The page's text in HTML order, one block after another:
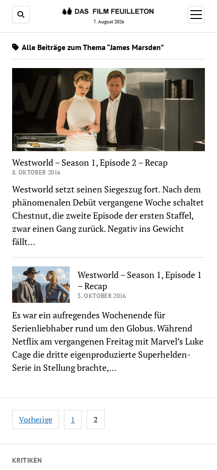
7. August 2026
Menü
öffnen
KRITIKEN
Alle Beiträge zum Thema “James Marsden”
Westworld – Season 1, Episode 2 – Recap
8. OKTOBER 2016
Westworld setzt seinen Siegeszug fort. Nach dem
phänomenalen Debüt vergangene Woche schaltet
Chestnut, die zweite Episode der ersten Staffel,
zwar einen Gang zurück. Negativ ins Gewicht
fällt…
Westworld – Season 1, Episode 1
– Recap
3. OKTOBER 2016
Es war ein aufregendes Wochenende für
Serienliebhaber rund um den Globus. Während
Netflix am vergangenen Freitag mit Marvel’s Luke
Cage die dritte eigenproduzierte Superhelden-
Serie in Stellung brachte,…
Seitennummerierung
der
Vorherige 1 2